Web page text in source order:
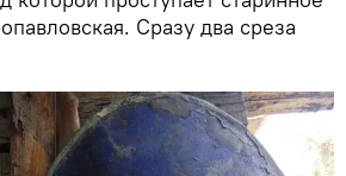
Сразу два среза